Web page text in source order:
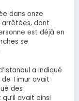
dans onze
dont
est déjà en
se
a indiqué
Timur avait
des
avait ainsi